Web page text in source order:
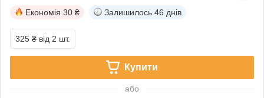
Економія 30 ₴ Залишилось 46 днів
325 ₴ від 2 шт.
Купити
або